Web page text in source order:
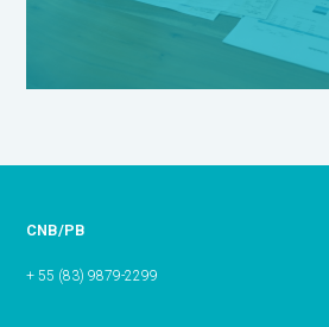
CNB/PB
+ 55 (83) 9879-2299